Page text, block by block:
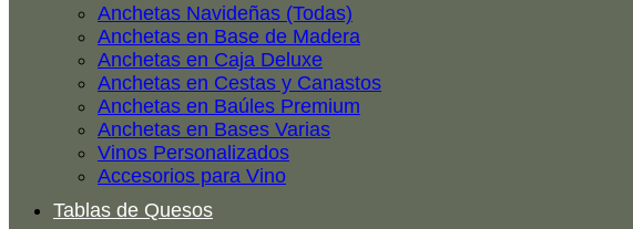
Anchetas Navideñas (Todas)
Anchetas en Base de Madera
Anchetas en Caja Deluxe
Anchetas en Cestas y Canastos
Anchetas en Baúles Premium
Anchetas en Bases Varias
Vinos Personalizados
Accesorios para Vino
Tablas de Quesos